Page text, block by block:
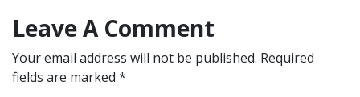
Leave A Comment
Your email address will not be published. Required
fields are marked *